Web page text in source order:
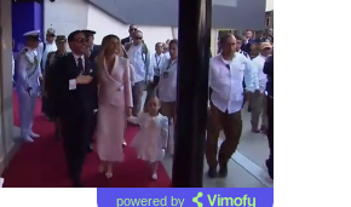
powered by